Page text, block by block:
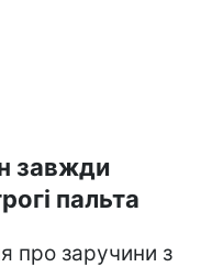
завжди
пальта
про заручини з